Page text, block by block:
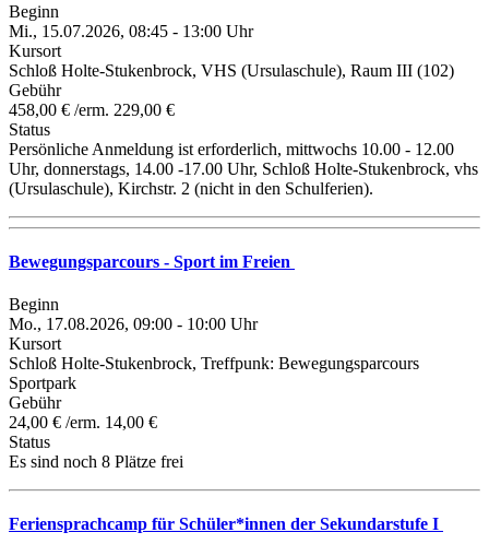
Beginn
Mi., 15.07.2026, 08:45 - 13:00 Uhr
Kursort
Schloß Holte-Stukenbrock, VHS (Ursulaschule), Raum III (102)
Gebühr
458,00 € /erm. 229,00 €
Status
Persönliche Anmeldung ist erforderlich, mittwochs 10.00 - 12.00
Uhr, donnerstags, 14.00 -17.00 Uhr, Schloß Holte-Stukenbrock, vhs
(Ursulaschule), Kirchstr. 2 (nicht in den Schulferien).
Bewegungsparcours - Sport im Freien
Beginn
Mo., 17.08.2026, 09:00 - 10:00 Uhr
Kursort
Schloß Holte-Stukenbrock, Treffpunk: Bewegungsparcours
Sportpark
Gebühr
24,00 € /erm. 14,00 €
Status
Es sind noch 8 Plätze frei
Feriensprachcamp für Schüler*innen der Sekundarstufe I